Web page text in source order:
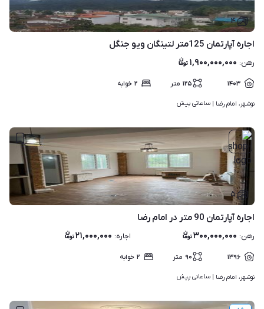
۴
اجاره آپارتمان 125متر لتینگان ویو جنگل
رهن: ۱,۹۰۰,۰۰۰,۰۰۰
۱۴۰۳ ۱۲۵ متر ۲ خوابه
نوشهر، امام رضا | ساعاتی پیش
۵
اجاره آپارتمان 90 متر در امام رضا
رهن: ۳۰۰,۰۰۰,۰۰۰ اجاره: ۲۱,۰۰۰,۰۰۰
۱۳۹۶ ۹۰ متر ۲ خوابه
نوشهر، امام رضا | ساعاتی پیش